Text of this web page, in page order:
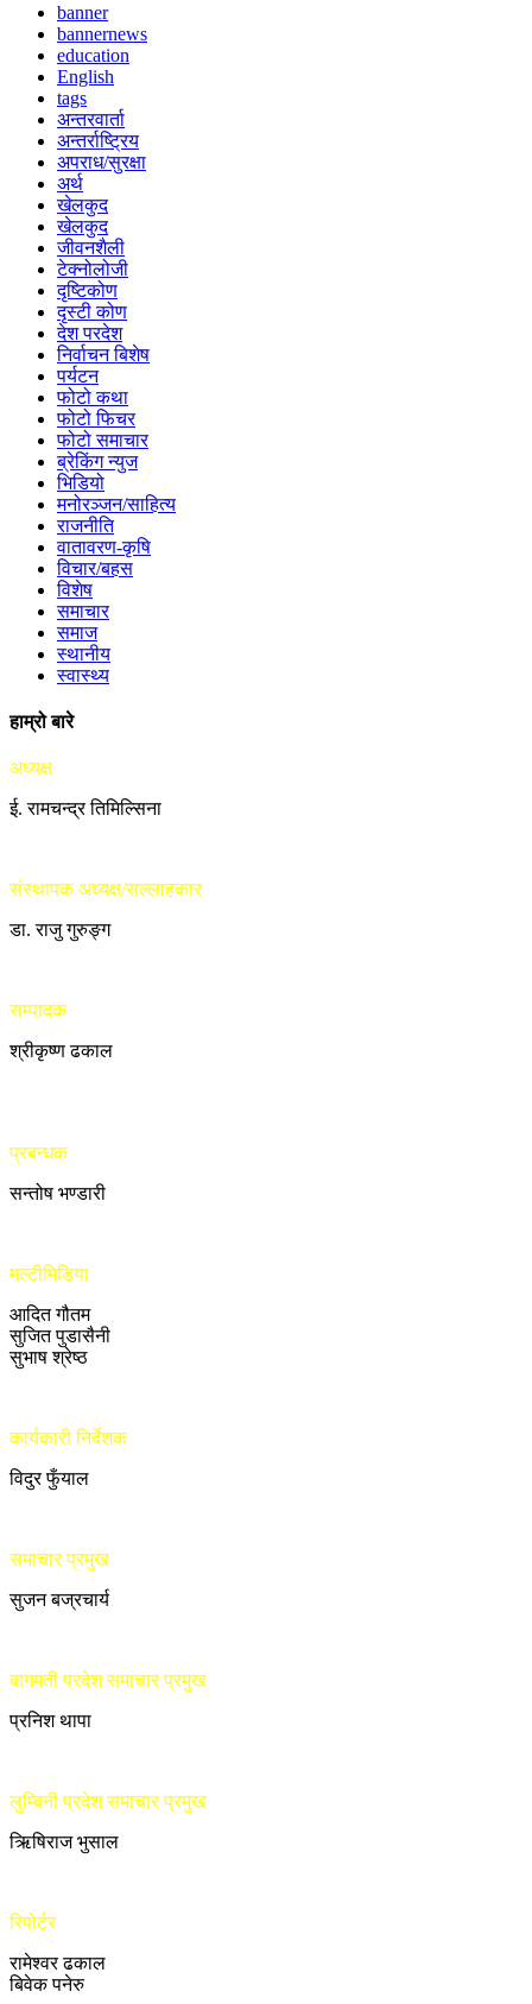
banner
bannernews
education
English
tags
अन्तरवार्ता
अन्तर्राष्ट्रिय
अपराध/सुरक्षा
अर्थ
खेलकुद
खेलकुद
जीवनशैली
टेक्नोलोजी
दृष्टिकोण
दृस्टी कोण
देश परदेश
निर्वाचन बिशेष
पर्यटन
फोटो कथा
फोटो फिचर
फोटो समाचार
ब्रेकिंग न्युज
भिडियो
मनोरञ्जन/साहित्य
राजनीति
वातावरण-कृषि
विचार/बहस
विशेष
समाचार
समाज
स्थानीय
स्वास्थ्य
हाम्रो बारे
अध्यक्ष
ई. रामचन्द्र तिमिल्सिना
संस्थापक अध्यक्ष/सल्लाहकार
डा. राजु गुरुङ्ग
सम्पादक
श्रीकृष्ण ढकाल
प्रबन्धक
सन्तोष भण्डारी
मल्टीमिडिया
आदित गौतम
सुजित पुडासैनी
सुभाष श्रेष्ठ
कार्यकारी निर्देशक
विदुर फुँयाल
समाचार प्रमुख
सुजन बज्रचार्य
बागमती प्रदेश समाचार प्रमुख
प्रनिश थापा
लुम्बिनी प्रदेश समाचार प्रमुख
ऋिषिराज भुसाल
रिपोर्टर
रामेश्वर ढकाल
बिवेक पनेरु